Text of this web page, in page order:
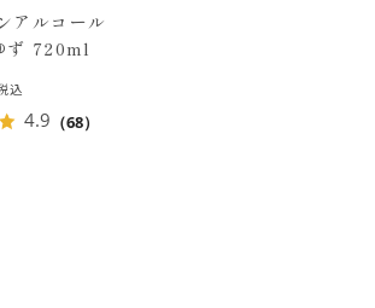
アルコール
ず 720ml
込
4.9 （68）